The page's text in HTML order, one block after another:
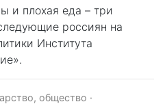
и плохая еда – три
россиян на
Института
общество ·